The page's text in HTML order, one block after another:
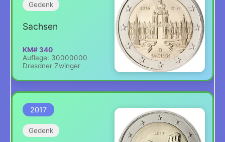
Gedenk
Sachsen
KM# 340
Auflage: 30000000
Dresdner Zwinger
2017
Gedenk